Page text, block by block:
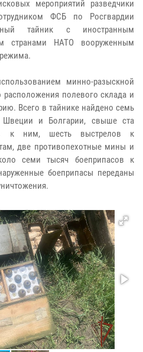
мероприятий разведчики
ФСБ по Росгвардии
тайник с иностранным
странами НАТО вооруженным
минно-разыскной
расположения полевого склада и
Всего в тайнике найдено семь
Швеции и Болгарии, свыше ста
к ним, шесть выстрелов к
две противопехотные мины и
семи тысяч боеприпасов к
боеприпасы переданы